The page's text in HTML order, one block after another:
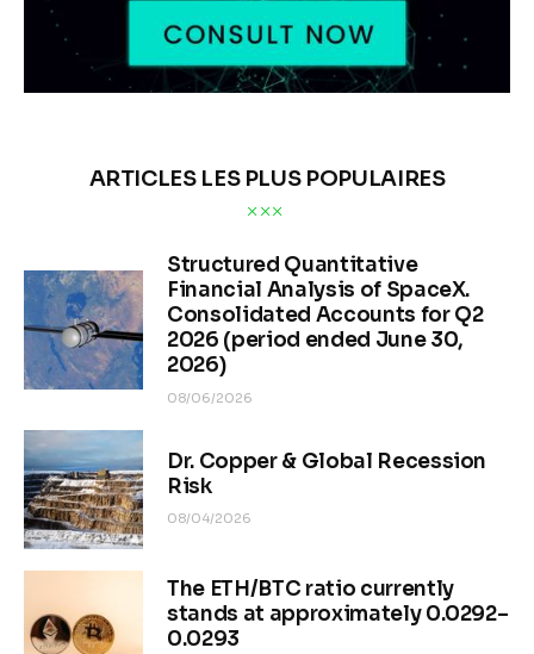
ARTICLES LES PLUS POPULAIRES
Structured Quantitative
Financial Analysis of SpaceX.
Consolidated Accounts for Q2
2026 (period ended June 30,
2026)
08/06/2026
Dr. Copper & Global Recession
Risk
08/04/2026
The ETH/BTC ratio currently
stands at approximately 0.0292–
0.0293